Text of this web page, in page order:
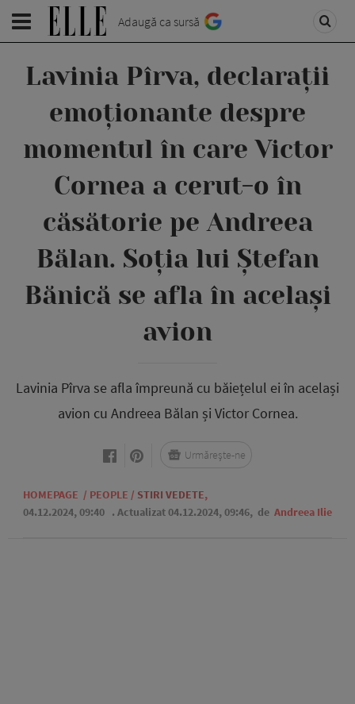
Adaugă ca sursă
Lavinia Pîrva, declarații
emoționante despre
momentul în care Victor
Cornea a cerut-o în
căsătorie pe Andreea
Bălan. Soția lui Ștefan
Bănică se afla în același
avion
Lavinia Pîrva se afla împreună cu băiețelul ei în același
avion cu Andreea Bălan și Victor Cornea.
HOMEPAGE / PEOPLE / STIRI VEDETE,
04.12.2024, 09:40 . Actualizat 04.12.2024, 09:46, de Andreea Ilie
Urmărește-ne